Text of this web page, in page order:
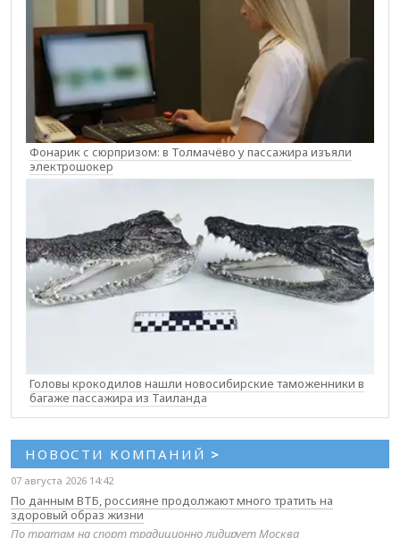
Фонарик с сюрпризом: в Толмачёво у пассажира изъяли
электрошокер
Головы крокодилов нашли новосибирские таможенники в
багаже пассажира из Таиланда
НОВОСТИ КОМПАНИЙ >
07 августа 2026 14:42
По данным ВТБ, россияне продолжают много тратить на
здоровый образ жизни
По тратам на спорт традиционно лидирует Москва